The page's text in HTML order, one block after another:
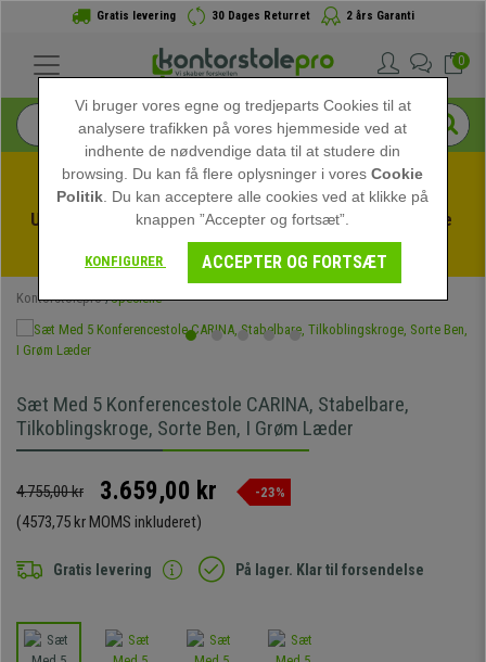
Gratis levering 30 Dages Returret 2 års Garanti
0
Udnyt sommerudsalget hos kontorstolepro! Eksklusive
rabatter i en begrænset periode - Se tilbuddet
Kontorstolepro Specielle
Sæt Med 5 Konferencestole CARINA, Stabelbare,
Tilkoblingskroge, Sorte Ben, I Grøm Læder
4.755,00 kr 3.659,00 kr -23%
(4573,75 kr MOMS inkluderet)
Gratis levering På lager. Klar til forsendelse
Vi bruger vores egne og tredjeparts Cookies til at
analysere trafikken på vores hjemmeside ved at
indhente de nødvendige data til at studere din
browsing. Du kan få flere oplysninger i voresCookie
Politik . Du kan acceptere alle cookies ved at klikke på
knappen ”Accepter og fortsæt”.
KONFIGURER ACCEPTER OG FORTSÆT